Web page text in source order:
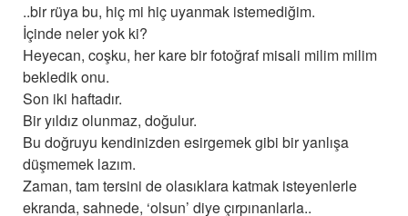
..bir rüya bu, hiç mi hiç uyanmak istemediğim.
İçinde neler yok ki?
Heyecan, coşku, her kare bir fotoğraf misali milim milim
bekledik onu.
Son iki haftadır.
Bir yıldız olunmaz, doğulur.
Bu doğruyu kendinizden esirgemek gibi bir yanlışa
düşmemek lazım.
Zaman, tam tersini de olasıklara katmak isteyenlerle
ekranda, sahnede, ‘olsun’ diye çırpınanlarla..